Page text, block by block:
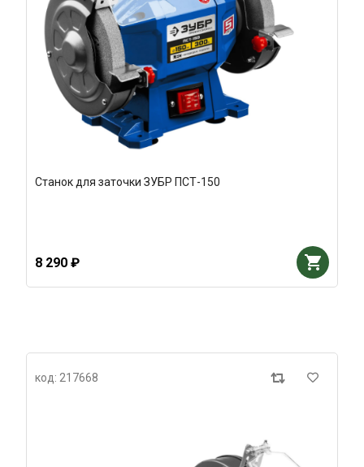
Станок для заточки ЗУБР ПСТ-150
8 290 ₽
код: 217668